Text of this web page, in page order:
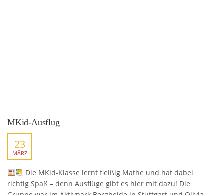
MKid-Ausflug
23
MÄRZ
Die MKid-Klasse lernt fleißig Mathe und hat dabei
richtig Spaß – denn Ausflüge gibt es hier mit dazu! Die